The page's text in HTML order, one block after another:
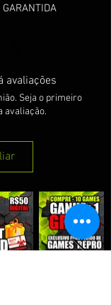
GARANTIDA
avaliações
Seja o primeiro
avaliação.